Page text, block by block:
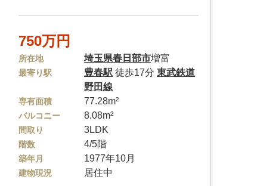
750万円
所在地 埼玉県春日部市増富
最寄り駅 豊春駅 徒歩17分東武鉄道
野田線
専有面積 77.28m²
バルコニー 8.08m²
間取り 3LDK
階数 4/5階
築年月 1977年10月
建物現況 居住中